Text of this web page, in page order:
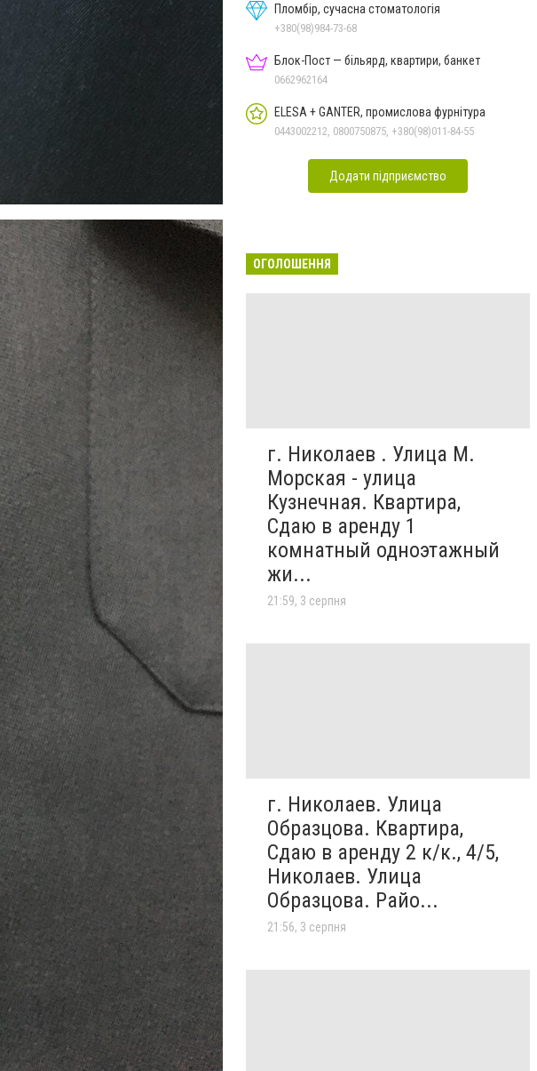
Пломбір, сучасна стоматологія
+380(98)984-73-68
Блок-Пост — більярд, квартири, банкет
0662962164
ELESA + GANTER, промислова фурнітура
0443002212, 0800750875, +380(98)011-84-55
Додати підприємство
ОГОЛОШЕННЯ
г. Николаев . Улица М.
Морская - улица
Кузнечная. Квартира,
Сдаю в аренду 1
комнатный одноэтажный
жи...
21:59, 3 серпня
г. Николаев. Улица
Образцова. Квартира,
Сдаю в аренду 2 к/к., 4/5,
Николаев. Улица
Образцова. Райо...
21:56, 3 серпня